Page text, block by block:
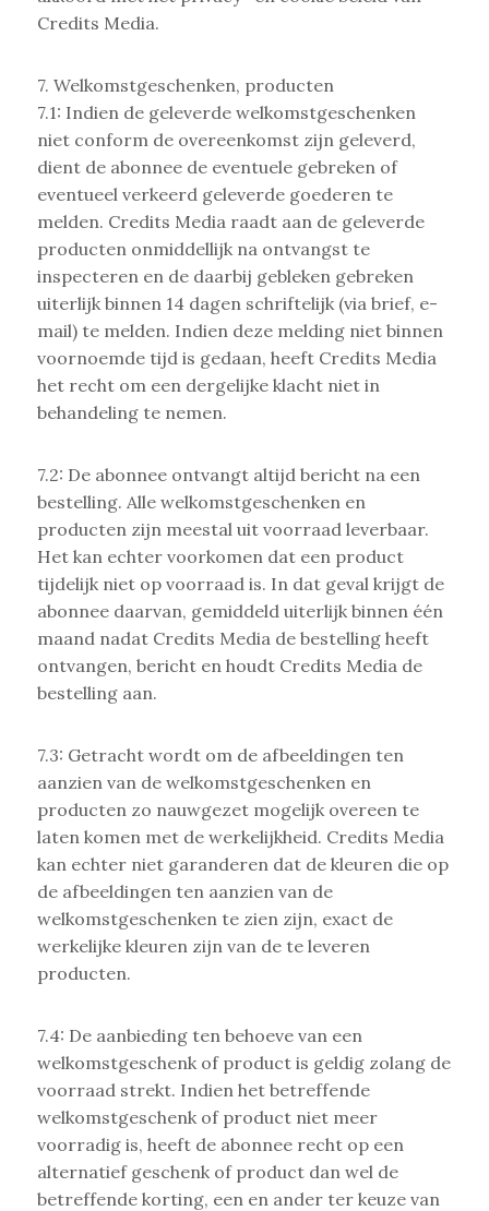
Credits Media.
7. Welkomstgeschenken, producten
7.1: Indien de geleverde welkomstgeschenken
niet conform de overeenkomst zijn geleverd,
dient de abonnee de eventuele gebreken of
eventueel verkeerd geleverde goederen te
melden. Credits Media raadt aan de geleverde
producten onmiddellijk na ontvangst te
inspecteren en de daarbij gebleken gebreken
uiterlijk binnen 14 dagen schriftelijk (via brief, e-
mail) te melden. Indien deze melding niet binnen
voornoemde tijd is gedaan, heeft Credits Media
het recht om een dergelijke klacht niet in
behandeling te nemen.
7.2: De abonnee ontvangt altijd bericht na een
bestelling. Alle welkomstgeschenken en
producten zijn meestal uit voorraad leverbaar.
Het kan echter voorkomen dat een product
tijdelijk niet op voorraad is. In dat geval krijgt de
abonnee daarvan, gemiddeld uiterlijk binnen één
maand nadat Credits Media de bestelling heeft
ontvangen, bericht en houdt Credits Media de
bestelling aan.
7.3: Getracht wordt om de afbeeldingen ten
aanzien van de welkomstgeschenken en
producten zo nauwgezet mogelijk overeen te
laten komen met de werkelijkheid. Credits Media
kan echter niet garanderen dat de kleuren die op
de afbeeldingen ten aanzien van de
welkomstgeschenken te zien zijn, exact de
werkelijke kleuren zijn van de te leveren
producten.
7.4: De aanbieding ten behoeve van een
welkomstgeschenk of product is geldig zolang de
voorraad strekt. Indien het betreffende
welkomstgeschenk of product niet meer
voorradig is, heeft de abonnee recht op een
alternatief geschenk of product dan wel de
betreffende korting, een en ander ter keuze van